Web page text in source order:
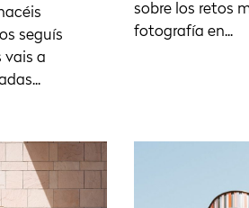
seguís
vais a
sobre los retos
fotografía en...